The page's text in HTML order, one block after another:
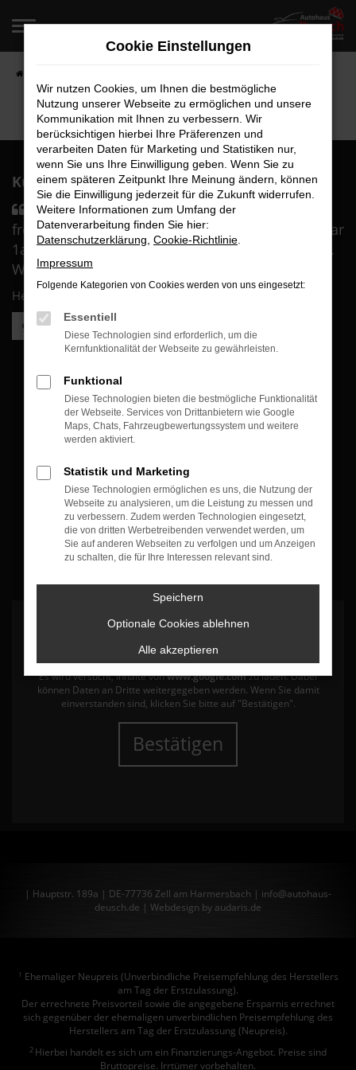
Zum
springen
Kunden über uns:
Sämtliches Personal war durch und durch
freundlich und sehr kompetent. Die Beratung war
1a und wir haben uns in besten Händen gefühlt.
Wir sind überglücklich mit ....
Herr B.
Weitere Kundenstimmen lesen
Montag bis Freitag:
07:30 bis 12:30 Uhr
13:30 bis 17:30 Uhr
+49 7835 - 540394 0
Es wird versucht, Inhalte vonwww.google.comzu laden. Dabei
können Daten an Dritte weitergegeben werden. Wenn Sie damit
einverstanden sind, klicken Sie bitte auf "Bestätigen".
Bestätigen
| Hauptstr. 189a | DE-77736 Zell am Harmersbach | info@autohaus-
deusch.de | Webdesign by audaris.de
1 Ehemaliger Neupreis (Unverbindliche Preisempfehlung des Herstellers
am Tag der Erstzulassung).
Der errechnete Preisvorteil sowie die angegebene Ersparnis errechnet
sich gegenüber der ehemaligen unverbindlichen Preisempfehlung des
Herstellers am Tag der Erstzulassung (Neupreis).
2 Hierbei handelt es sich um ein Finanzierungs-Angebot. Preise sind
Bruttopreise. Irrtümer vorbehalten.
Cookie Einstellungen
Wir nutzen Cookies, um Ihnen die bestmögliche
Nutzung unserer Webseite zu ermöglichen und unsere
Kommunikation mit Ihnen zu verbessern. Wir
berücksichtigen hierbei Ihre Präferenzen und
verarbeiten Daten für Marketing und Statistiken nur,
wenn Sie uns Ihre Einwilligung geben. Wenn Sie zu
einem späteren Zeitpunkt Ihre Meinung ändern, können
Sie die Einwilligung jederzeit für die Zukunft widerrufen.
Weitere Informationen zum Umfang der
Datenverarbeitung finden Sie hier:
Datenschutzerklärung Cookie-Richtlinie
Impressum
Folgende Kategorien von Cookies werden von uns eingesetzt:
Essentiell
Diese Technologien sind erforderlich, um die
Kernfunktionalität der Webseite zu gewährleisten.
Funktional
Diese Technologien bieten die bestmögliche Funktionalität
der Webseite. Services von Drittanbietern wie Google
Maps, Chats, Fahrzeugbewertungssystem und weitere
werden aktiviert.
Statistik und Marketing
Diese Technologien ermöglichen es uns, die Nutzung der
Webseite zu analysieren, um die Leistung zu messen und
zu verbessern. Zudem werden Technologien eingesetzt,
die von dritten Werbetreibenden verwendet werden, um
Sie auf anderen Webseiten zu verfolgen und um Anzeigen
zu schalten, die für Ihre Interessen relevant sind.
Speichern
Optionale Cookies ablehnen
Alle akzeptieren